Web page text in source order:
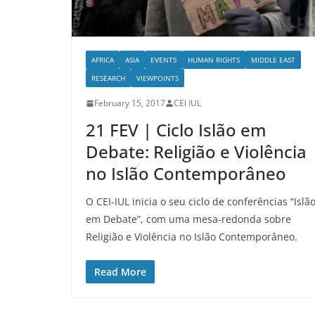
AFRICA ASIA EVENTS HUMAN RIGHTS
MIDDLE EAST
RESEARCH
VIEWPOINTS
February 15, 2017 CEI IUL
21 FEV | Ciclo Islão em
Debate: Religião e Violência
no Islão Contemporâneo
O CEI-IUL inicia o seu ciclo de conferências “Islão
em Debate”, com uma mesa-redonda sobre
Religião e Violência no Islão Contemporâneo.
Read More